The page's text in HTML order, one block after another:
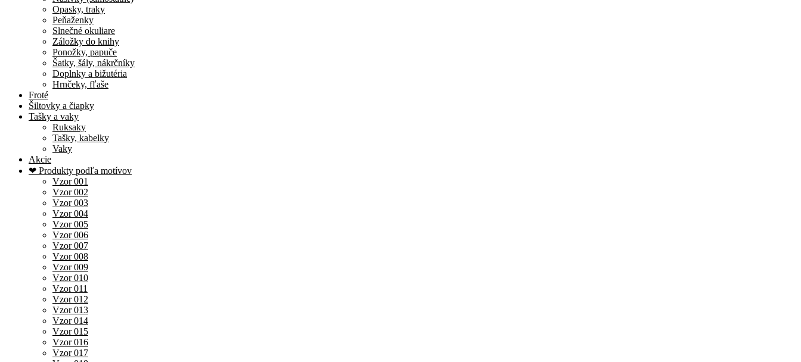
Opasky, traky
Peňaženky
Slnečné okuliare
Záložky do knihy
Ponožky, papuče
Šatky, šály, nákrčníky
Doplnky a bižutéria
Hrnčeky, fľaše
Froté
Šiltovky a čiapky
Tašky a vaky
Ruksaky
Tašky, kabelky
Vaky
Akcie
❤ Produkty podľa motívov
Vzor 001
Vzor 002
Vzor 003
Vzor 004
Vzor 005
Vzor 006
Vzor 007
Vzor 008
Vzor 009
Vzor 010
Vzor 011
Vzor 012
Vzor 013
Vzor 014
Vzor 015
Vzor 016
Vzor 017